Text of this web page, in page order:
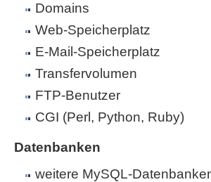
Domains
Web-Speicherplatz
E-Mail-Speicherplatz
Transfervolumen
FTP-Benutzer
CGI (Perl, Python, Ruby)
Datenbanken
weitere MySQL-